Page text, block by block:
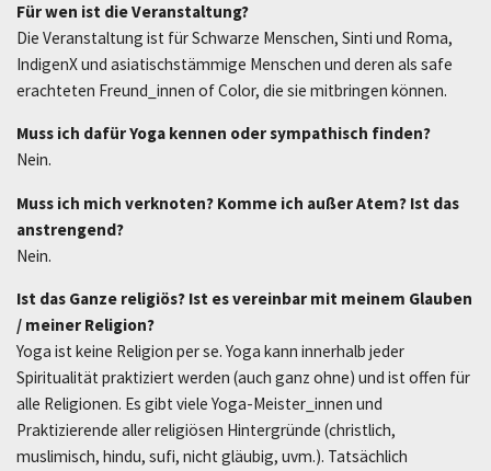
Für wen ist die Veranstaltung?
Die Veranstaltung ist für Schwarze Menschen, Sinti und Roma,
IndigenX und asiatischstämmige Menschen und deren als safe
erachteten Freund_innen of Color, die sie mitbringen können.
Muss ich dafür Yoga kennen oder sympathisch finden?
Nein.
Muss ich mich verknoten? Komme ich außer Atem? Ist das
anstrengend?
Nein.
Ist das Ganze religiös? Ist es vereinbar mit meinem Glauben
/ meiner Religion?
Yoga ist keine Religion per se. Yoga kann innerhalb jeder
Spiritualität praktiziert werden (auch ganz ohne) und ist offen für
alle Religionen. Es gibt viele Yoga-Meister_innen und
Praktizierende aller religiösen Hintergründe (christlich,
muslimisch, hindu, sufi, nicht gläubig, uvm.). Tatsächlich